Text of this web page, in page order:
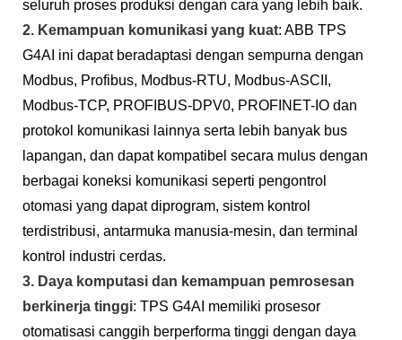
seluruh proses produksi dengan cara yang lebih baik.
2. Kemampuan komunikasi yang kuat: ABB TPS
G4AI ini dapat beradaptasi dengan sempurna dengan
Modbus, Profibus, Modbus-RTU, Modbus-ASCII,
Modbus-TCP, PROFIBUS-DPV0, PROFINET-IO dan
protokol komunikasi lainnya serta lebih banyak bus
lapangan, dan dapat kompatibel secara mulus dengan
berbagai koneksi komunikasi seperti pengontrol
otomasi yang dapat diprogram, sistem kontrol
terdistribusi, antarmuka manusia-mesin, dan terminal
kontrol industri cerdas.
3. Daya komputasi dan kemampuan pemrosesan
berkinerja tinggi: TPS G4AI memiliki prosesor
otomatisasi canggih berperforma tinggi dengan daya